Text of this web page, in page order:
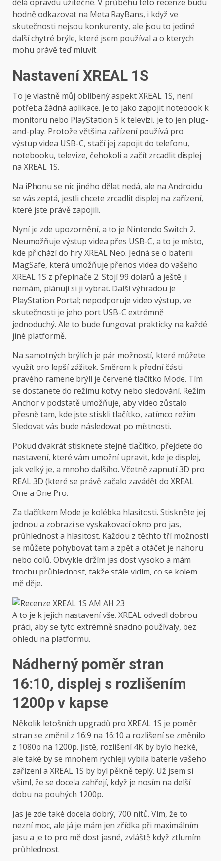
dělá opravdu užitečné. V průběhu této recenze budu
hodně odkazovat na Meta RayBans, i když ve
skutečnosti nejsou konkurenty, ale jsou to jediné
další chytré brýle, které jsem používal a o kterých
mohu právě teď mluvit.
Nastavení XREAL 1S
To je vlastně můj oblíbený aspekt XREAL 1S, není
potřeba žádná aplikace. Je to jako zapojit notebook k
monitoru nebo PlayStation 5 k televizi, je to jen plug-
and-play. Protože většina zařízení používá pro
výstup videa USB-C, stačí jej zapojit do telefonu,
notebooku, televize, čehokoli a začít zrcadlit displej
na XREAL 1S.
Na iPhonu se nic jiného dělat nedá, ale na Androidu
se vás zeptá, jestli chcete zrcadlit displej na zařízení,
které jste právě zapojili.
Nyní je zde upozornění, a to je Nintendo Switch 2.
Neumožňuje výstup videa přes USB-C, a to je místo,
kde přichází do hry XREAL Neo. Jedná se o baterii
MagSafe, která umožňuje přenos videa do vašeho
XREAL 1S z přepínače 2. Stojí 99 dolarů a ještě ji
nemám, plánuji si ji vybrat. Další výhradou je
PlayStation Portal; nepodporuje video výstup, ve
skutečnosti je jeho port USB-C extrémně
jednoduchý. Ale to bude fungovat prakticky na každé
jiné platformě.
Na samotných brýlích je pár možností, které můžete
využít pro lepší zážitek. Směrem k přední části
pravého ramene brýlí je červené tlačítko Mode. Tím
se dostanete do režimu kotvy nebo sledování. Režim
Anchor v podstatě umožňuje, aby video zůstalo
přesně tam, kde jste stiskli tlačítko, zatímco režim
Sledovat vás bude následovat po místnosti.
Pokud dvakrát stisknete stejné tlačítko, přejdete do
nastavení, které vám umožní upravit, kde je displej,
jak velký je, a mnoho dalšího. Včetně zapnutí 3D pro
REAL 3D (které se právě začalo zavádět do XREAL
One a One Pro.
Za tlačítkem Mode je kolébka hlasitosti. Stiskněte jej
jednou a zobrazí se vyskakovací okno pro jas,
průhlednost a hlasitost. Každou z těchto tří možností
se můžete pohybovat tam a zpět a otáčet je nahoru
nebo dolů. Obvykle držím jas dost vysoko a mám
trochu průhlednost, takže stále vidím, co se kolem
mě děje.
A to je k jejich nastavení vše. XREAL odvedl dobrou
práci, aby se tyto extrémně snadno používaly, bez
ohledu na platformu.
Nádherný poměr stran
16:10, displej s rozlišením
1200p v kapse
Několik letošních upgradů pro XREAL 1S je poměr
stran se změnil z 16:9 na 16:10 a rozlišení se změnilo
z 1080p na 1200p. Jistě, rozlišení 4K by bylo hezké,
ale také by se mnohem rychleji vybila baterie vašeho
zařízení a XREAL 1S by byl pěkně teplý. Už jsem si
všiml, že se docela zahřejí, když je nosím na delší
dobu na pouhých 1200p.
Jas je zde také docela dobrý, 700 nitů. Vím, že to
nezní moc, ale já je mám jen zřídka při maximálním
jasu a je to pro mě dost jasné, zvláště když ztlumím
průhlednost.